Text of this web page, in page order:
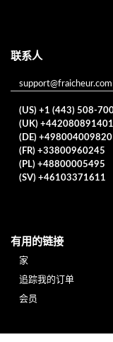
联系人
support@fraicheur.com
(US) +1 (443) 508-
(UK) +442080891401
(DE) +498004009820
(FR) +33800960245
(PL) +48800005495
(SV) +46103371611
有用的链接
家
追踪我的订单
会员